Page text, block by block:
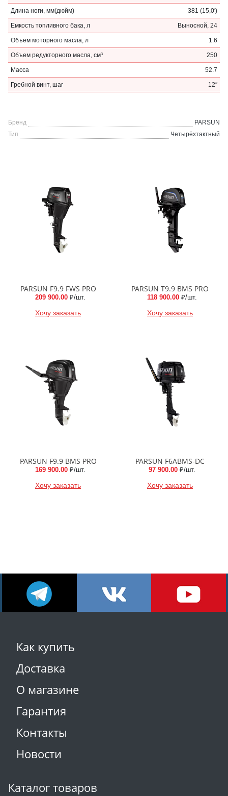
Длина ноги, мм(дюйм) 381 (15,0′)
Емкость топливного бака, л Выносной, 24
Объем моторного масла, л 1.6
Объем редукторного масла, см³ 250
Масса 52.7
Гребной винт, шаг 12″
Бренд
PARSUN
Тип
Четырёхтактный
PARSUN F9.9 FWS PRO
209 900.00 ₽/шт.
Хочу заказать
PARSUN T9.9 BMS PRO
118 900.00 ₽/шт.
Хочу заказать
PARSUN F9.9 BMS PRO
169 900.00 ₽/шт.
Хочу заказать
PARSUN F6ABMS-DC
97 900.00 ₽/шт.
Хочу заказать
Как купить
Доставка
О магазине
Гарантия
Контакты
Новости
Каталог товаров